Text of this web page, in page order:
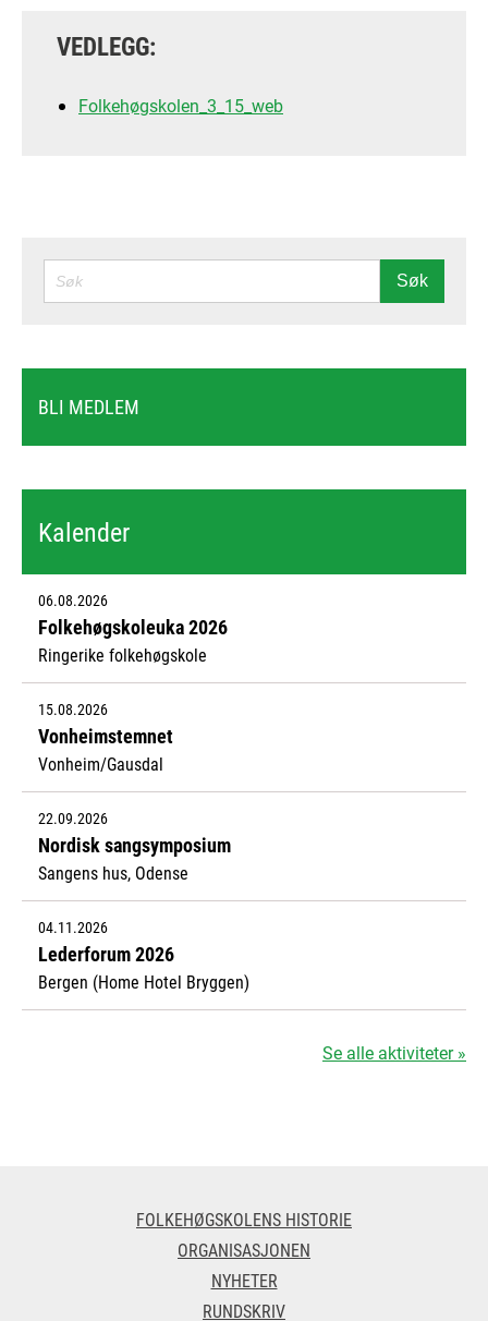
VEDLEGG:
Folkehøgskolen_3_15_web
SØK Søk
BLI MEDLEM
Kalender
06.08.2026
Folkehøgskoleuka 2026
Ringerike folkehøgskole
15.08.2026
Vonheimstemnet
Vonheim/Gausdal
22.09.2026
Nordisk sangsymposium
Sangens hus, Odense
04.11.2026
Lederforum 2026
Bergen (Home Hotel Bryggen)
Se alle aktiviteter »
FOLKEHØGSKOLENS HISTORIE
ORGANISASJONEN
NYHETER
RUNDSKRIV